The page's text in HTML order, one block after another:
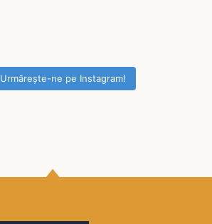
Urmărește-ne pe Instagram!